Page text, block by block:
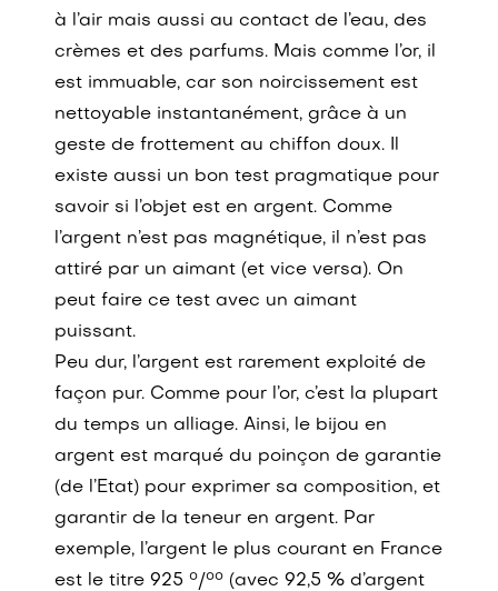
à l’air mais aussi au contact de l’eau, des
crèmes et des parfums. Mais comme l’or, il
est immuable, car son noircissement est
nettoyable instantanément, grâce à un
geste de frottement au chiffon doux. Il
existe aussi un bon test pragmatique pour
savoir si l’objet est en argent. Comme
l’argent n’est pas magnétique, il n’est pas
attiré par un aimant (et vice versa). On
peut faire ce test avec un aimant
puissant.
Peu dur, l’argent est rarement exploité de
façon pur. Comme pour l’or, c’est la plupart
du temps un alliage. Ainsi, le bijou en
argent est marqué du poinçon de garantie
(de l’Etat) pour exprimer sa composition, et
garantir de la teneur en argent. Par
exemple, l’argent le plus courant en France
est le titre 925 °/°° (avec 92,5 % d’argent